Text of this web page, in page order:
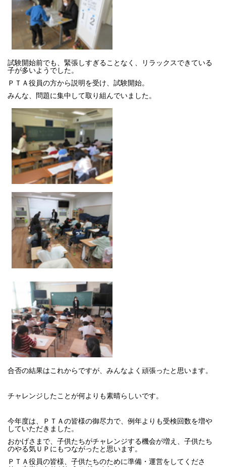
試験開始前でも、緊張しすぎることなく、リラックスできている
子が多いようでした。
ＰＴＡ役員の方から説明を受け、試験開始。
みんな、問題に集中して取り組んでいました。
合否の結果はこれからですが、みんなよく頑張ったと思います。
チャレンジしたことが何よりも素晴らしいです。
今年度は、ＰＴＡの皆様の御尽力で、例年よりも受検回数を増や
していただきました。
おかげさまで、子供たちがチャレンジする機会が増え、子供たち
のやる気ＵＰにもつながったと思います。
ＰＴＡ役員の皆様、子供たちのために準備・運営をしてくださ